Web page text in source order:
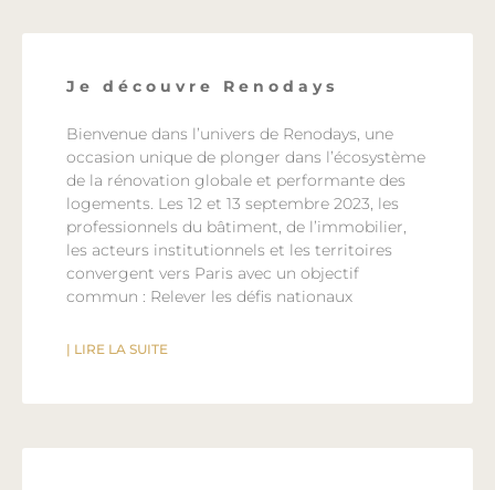
Je découvre Renodays
Bienvenue dans l’univers de Renodays, une
occasion unique de plonger dans l’écosystème
de la rénovation globale et performante des
logements. Les 12 et 13 septembre 2023, les
professionnels du bâtiment, de l’immobilier,
les acteurs institutionnels et les territoires
convergent vers Paris avec un objectif
commun : Relever les défis nationaux
| LIRE LA SUITE